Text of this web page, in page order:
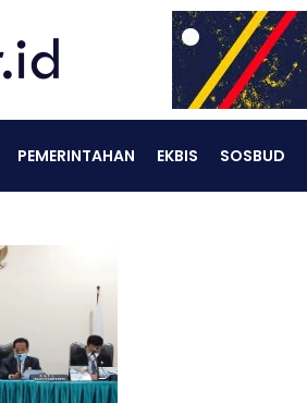
PEMERINTAHAN EKBIS SOSBUD